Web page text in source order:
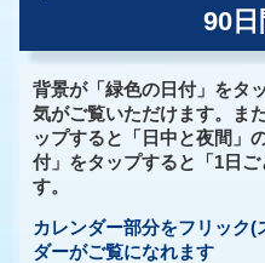
90
背景が「緑色の日付」をタ
気がご覧いただけます。ま
ップすると「日中と夜間」
付」をタップすると「1日
す。
カレンダー部分をフリック
ダーがご覧になれます